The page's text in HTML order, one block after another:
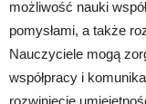
możliwość nauki
pomysłami, a także
Nauczyciele mogą
współpracy i